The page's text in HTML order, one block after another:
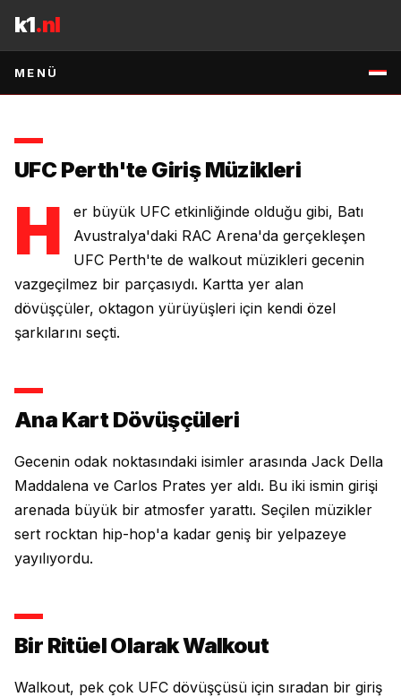
k1.nl
MENÜ
seçimleriyle oktagona yürüdü.
UFC Perth'te Giriş Müzikleri
H
er büyük UFC etkinliğinde olduğu gibi, Batı
Avustralya'daki RAC Arena'da gerçekleşen
UFC Perth'te de walkout müzikleri gecenin
vazgeçilmez bir parçasıydı. Kartta yer alan
dövüşçüler, oktagon yürüyüşleri için kendi özel
şarkılarını seçti.
Ana Kart Dövüşçüleri
Gecenin odak noktasındaki isimler arasında Jack Della
Maddalena ve Carlos Prates yer aldı. Bu iki ismin girişi
arenada büyük bir atmosfer yarattı. Seçilen müzikler
sert rocktan hip-hop'a kadar geniş bir yelpazeye
yayılıyordu.
Bir Ritüel Olarak Walkout
Walkout, pek çok UFC dövüşçüsü için sıradan bir giriş